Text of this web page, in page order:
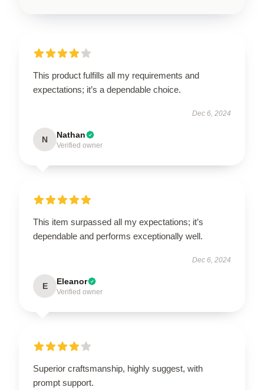
This product fulfills all my requirements and
expectations; it’s a dependable choice.
Dec 6, 2024
N Nathan
Verified owner
This item surpassed all my expectations; it’s
dependable and performs exceptionally well.
Dec 6, 2024
E Eleanor
Verified owner
Superior craftsmanship, highly suggest, with
prompt support.